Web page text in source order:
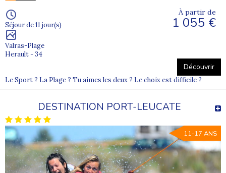
Séjour de 11 jour(s)
Valras-Plage
Herault - 34
À partir de
1 055 €
Découvrir
Le Sport ? La Plage ? Tu aimes les deux ? Le choix est difficile ?
DESTINATION PORT-LEUCATE
11-17 ANS